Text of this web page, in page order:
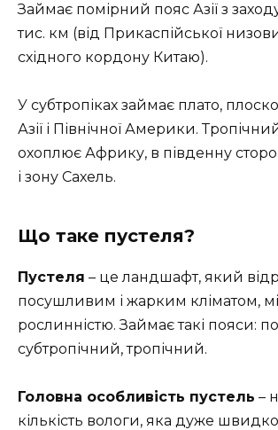
Займає помірний пояс Азії з
тис. км (від Прикаспійської
східного кордону Китаю).
У субтропіках займає плато,
Азії і Північної Америки.
охоплює Африку, в південну
і зону Сахель.
Що таке пустеля?
Пустеля – це ландшафт, який
посушливим і жарким кліматом,
рослинністю. Займає такі пояси:
субтропічний, тропічний.
Головна особливість пустель –
кількість вологи, яка дуже швидко